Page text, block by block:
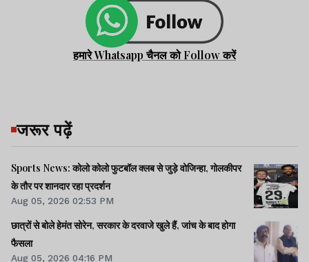
हमारे Whatsapp चैनल को Follow करें
जरूर पढ़ें
Sports News: कोलो कोलो फुटबॉल क्लब से जुड़े वोजिन्हा, गोलकीपर
के तौर पर शानदार रहा प्रदर्शन
Aug 05, 2026 02:53 PM
छात्रों से बोले हेमंत सोरेन, सरकार के दरवाजे खुले हैं, जांच के बाद होगा
फैसला
Aug 05, 2026 04:16 PM